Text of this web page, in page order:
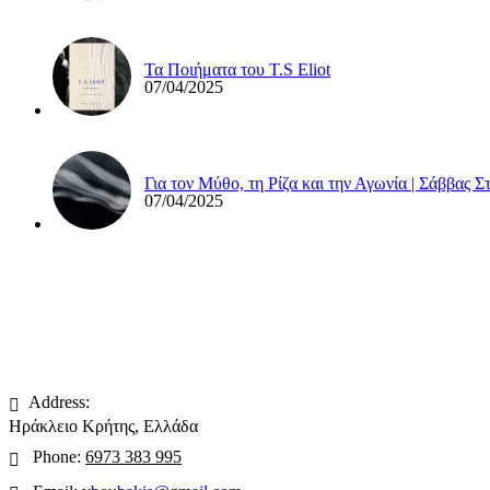
Τα Ποιήματα του T.S Eliot
07/04/2025
Για τον Μύθο, τη Ρίζα και την Αγωνία | Σάββας
07/04/2025
Address:
Ηράκλειο Κρήτης, Ελλάδα
Phone: 6973 383 995